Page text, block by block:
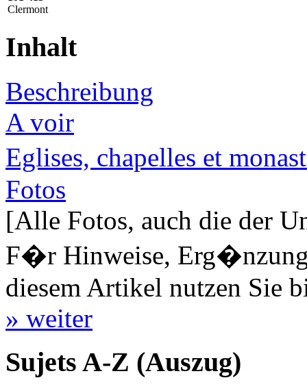
Clermont
Inhalt
Beschreibung
A voir
Eglises, chapelles et
Fotos
[Alle Fotos, auch die der
F�r Hinweise,
diesem Artikel nutzen Sie
» weiter
Sujets A-Z (Auszug)